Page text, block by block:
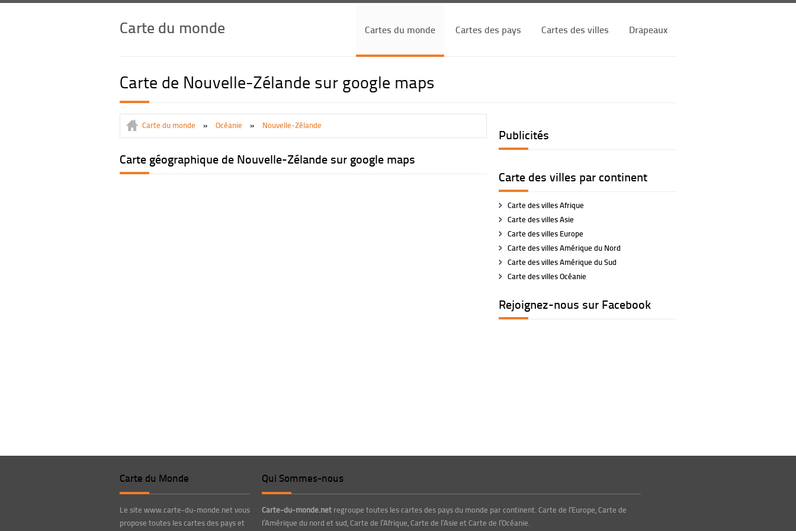
Carte du monde Cartes du monde Cartes des pays Cartes des villes Drapeaux
Carte de Nouvelle-Zélande sur google maps
Carte du monde » Océanie » Nouvelle-Zélande
Carte géographique de Nouvelle-Zélande sur google maps
Publicités
Carte des villes par continent
Carte des villes Afrique
Carte des villes Asie
Carte des villes Europe
Carte des villes Amérique du Nord
Carte des villes Amérique du Sud
Carte des villes Océanie
Rejoignez-nous sur Facebook
Carte du Monde
Le site www.carte-du-monde.net vous
propose toutes les cartes des pays et
Qui Sommes-nous
Carte-du-monde.net regroupe toutes les cartes des pays du monde par continent. Carte de l’Europe, Carte de
l’Amérique du nord et sud, Carte de l’Afrique, Carte de l’Asie et Carte de l’Océanie.